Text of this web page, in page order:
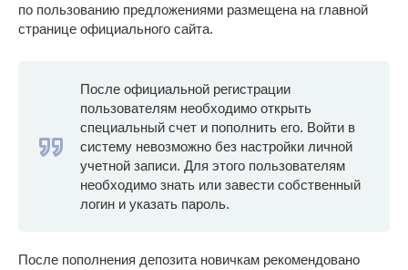
по пользованию предложениями размещена на главной
странице официального сайта.
После официальной регистрации
пользователям необходимо открыть
специальный счет и пополнить его. Войти в
систему невозможно без настройки личной
учетной записи. Для этого пользователям
необходимо знать или завести собственный
логин и указать пароль.
После пополнения депозита новичкам рекомендовано